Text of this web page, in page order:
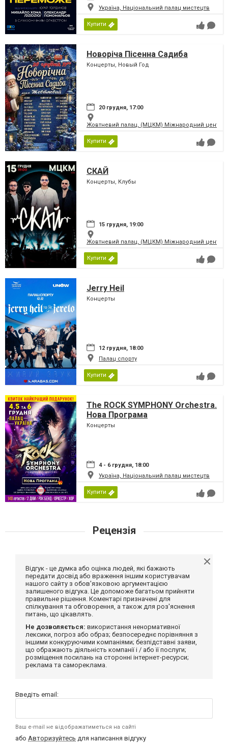
Україна, Національний палац мистецтв
Купити
Новоріча Пісенна Садиба
Концерты, Новый Год
20 грудня, 17:00
Жовтневий палац, (МЦКМ) Міжнародний центр
Купити
СКАЙ
Концерты, Клубы
15 грудня, 19:00
Жовтневий палац, (МЦКМ) Міжнародний центр
Купити
Jerry Heil
Концерты
12 грудня, 18:00
Палац спорту
Купити
The ROCK SYMPHONY Orchestra.
Нова Програма
Концерты
4 - 6 грудня, 18:00
Україна, Національний палац мистецтв
Купити
Рецензія
Відгук - це думка або оцінка людей, які бажають
передати досвід або враження іншим користувачам
нашого сайту з обов'язковою аргументацією
залишеного відгука. Це допоможе багатьом прийняти
правильне рішення. Коментарі призначені для
спілкування та обговорення, а також для роз'яснення
питань, що цікавлять.
Не дозволяється: використання ненормативної
лексики, погроз або образ; безпосереднє порівняння з
іншими конкуруючими компаніями; безпідставні заяви,
що ображають діяльність компанії і / або її послуги;
розміщення посилань на сторонні інтернет-ресурси;
реклама та самореклама.
Введіть email:
Ваш e-mail не відображатиметься на сайті
або Авторизуйтесь для написання відгуку